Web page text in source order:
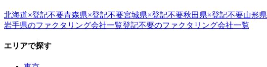
北海道×登記不要青森県×登記不要宮城県×登記不要秋田県×登記不要山形県
岩手県のファクタリング会社一覧登記不要のファクタリング会社一覧
エリアで探す